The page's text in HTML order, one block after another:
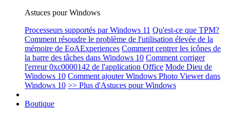
Astuces pour Windows
Processeurs supportés par Windows 11 Qu'est-ce que TPM?
Comment résoudre le problème de l'utilisation élevée de la
mémoire de EoAExperiences Comment centrer les icônes de
la barre des tâches dans Windows 10 Comment corriger
l'erreur 0xc0000142 de l'application Office Mode Dieu de
Windows 10 Comment ajouter Windows Photo Viewer dans
Windows 10 >> Plus d'Astuces pour Windows
Boutique